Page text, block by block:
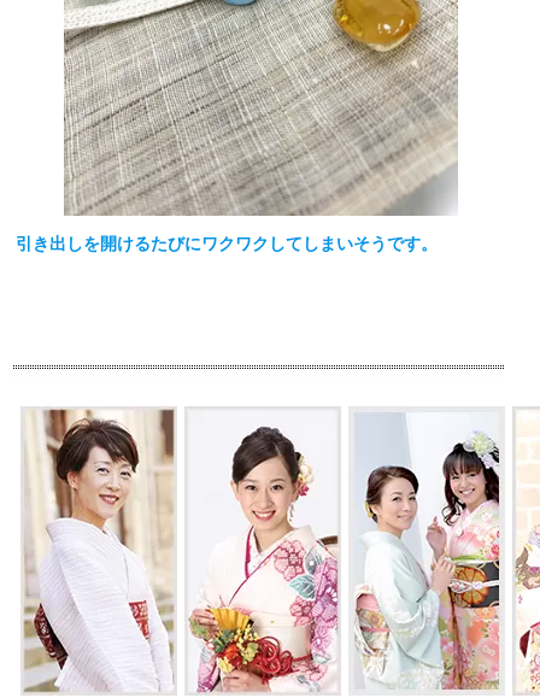
引き出しを開けるたびにワクワクしてしまいそうです。